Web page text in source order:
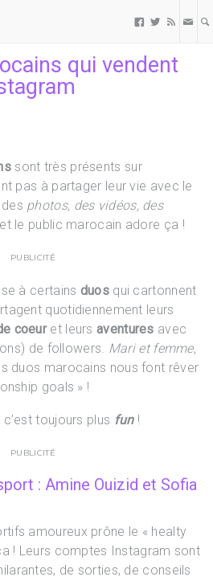
  
qui vendent
sont très présents sur
pas à partager leur vie avec le
photos, des vidéos, des
le public marocain adore ça !
PUBLICITÉ
à certains duosqui cartonnent
quotidiennement leurs
coeuret leursaventures avec
de followers. Mari et femme,
duos marocains nous font rêver
goals » !
c’est toujours plus fun !
PUBLICITÉ
: Amine Ouizid et Sofia
amoureux prône le « healty
! Leurs comptes Instagram sont
de sorties, de conseils